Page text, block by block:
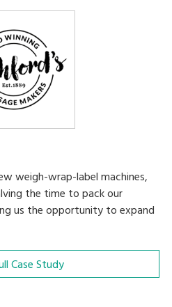
weigh-wrap-label machines,
the time to pack our
us the opportunity to expand
Case Study